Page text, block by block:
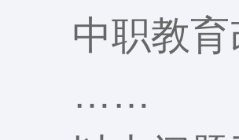
中职教育
……